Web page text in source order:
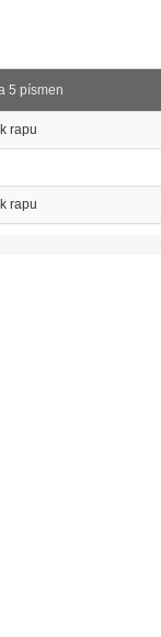
5 písmen
rapu
rapu